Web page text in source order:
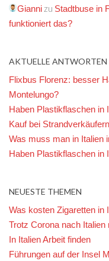
Gianni zu Stadtbuse in
funktioniert das?
AKTUELLE ANTWORTEN
Flixbus Florenz: besser
Montelungo?
Haben Plastikflaschen in
Kauf bei
Was muss man in Italien
Haben Plastikflaschen in
NEUESTE THEMEN
Was kosten Zigaretten in
Trotz Corona nach Italien
In Italien Arbeit finden
Führungen auf der Insel